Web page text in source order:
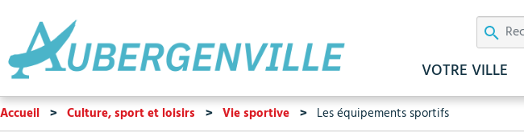
VOTRE VILLE
Accueil Culture, sport et loisirs Vie sportive Les équipements sportifs